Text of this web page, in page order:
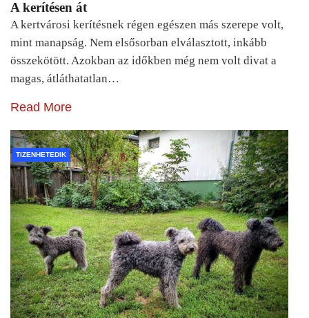
A kerítésen át
A kertvárosi kerítésnek régen egészen más szerepe volt,
mint manapság. Nem elsősorban elválasztott, inkább
összekötött. Azokban az időkben még nem volt divat a
magas, átláthatatlan…
Read More
TIZENHETEDIK